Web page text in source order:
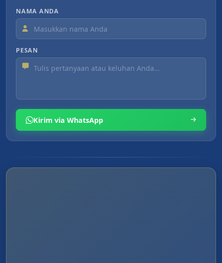
NAMA ANDA
PESAN
Kirim via WhatsApp